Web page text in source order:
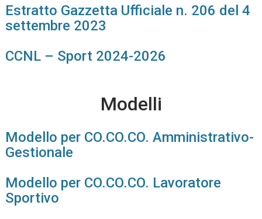
Estratto Gazzetta Ufficiale n. 206 del 4
settembre 2023
CCNL – Sport 2024-2026
Modelli
Modello per CO.CO.CO. Amministrativo-
Gestionale
Modello per CO.CO.CO. Lavoratore
Sportivo